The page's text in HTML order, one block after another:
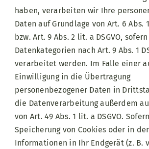
haben, verarbeiten wir Ihre
Daten auf Grundlage von Art. 6 Abs.
bzw. Art. 9 Abs. 2 lit. a DSGVO,
Datenkategorien nach Art. 9 Abs. 1
verarbeitet werden. Im Falle einer
Einwilligung in die Übertragung
personenbezogener Daten in
die Datenverarbeitung außerdem
von Art. 49 Abs. 1 lit. a DSGVO.
Speicherung von Cookies oder in
Informationen in Ihr Endgerät (z. B.